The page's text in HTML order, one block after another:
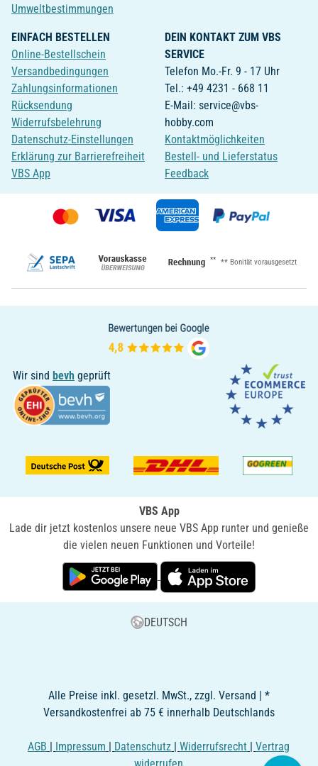
Umweltbestimmungen
EINFACH BESTELLEN
Online-Bestellschein
Versandbedingungen
Zahlungsinformationen
Rücksendung
Widerrufsbelehrung
Datenschutz-Einstellungen
Erklärung zur Barrierefreiheit
VBS App
DEIN KONTAKT ZUM VBS
SERVICE
Telefon Mo.-Fr. 9 - 17 Uhr
Tel.: +49 4231 - 668 11
E-Mail: service@vbs-
hobby.com
Kontaktmöglichkeiten
Bestell- und Lieferstatus
Feedback
** ** Bonität vorausgesetzt
Wir sind bevh geprüft
VBS App
Lade dir jetzt kostenlos unsere neue VBS App runter und genieße
die vielen neuen Funktionen und Vorteile!
DEUTSCH
Alle Preise inkl. gesetzl. MwSt., zzgl. Versand | *
Versandkostenfrei ab 75 € innerhalb Deutschlands
AGB | Impressum | Datenschutz |Widerrufsrecht |Vertrag
widerrufen